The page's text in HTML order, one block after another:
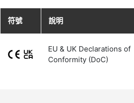
符號 說明
EU & UK Declarations of
Conformity (DoC)